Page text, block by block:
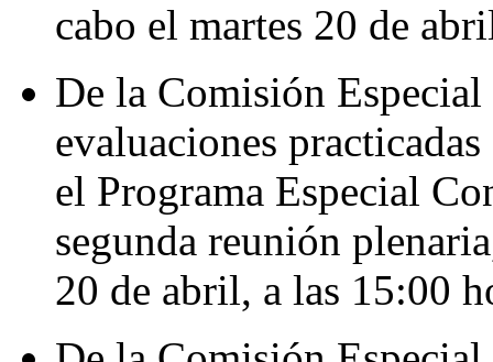
cabo el martes 20 de
De la Comisión
evaluaciones
el Programa Especial
segunda reunión
20 de abril, a las 15:00